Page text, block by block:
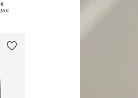
€
€